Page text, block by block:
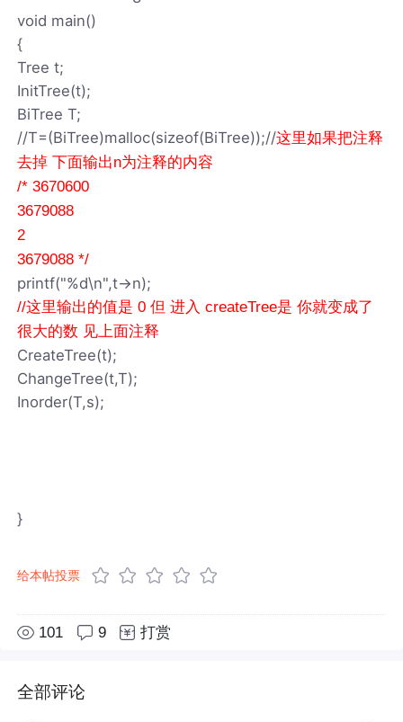
void main()
{
Tree t;
InitTree(t);
BiTree T;
//T=(BiTree)malloc(sizeof(BiTree));//这里如果把注释
去掉 下面输出n为注释的内容
/* 3670600
3679088
2
3679088 */
printf("%d\n",t->n);
//这里输出的值是 0 但 进入 createTree是 你就变成了
很大的数 见上面注释
CreateTree(t);
ChangeTree(t,T);
Inorder(T,s);
}
给本帖投票
101 9 打赏
全部评论